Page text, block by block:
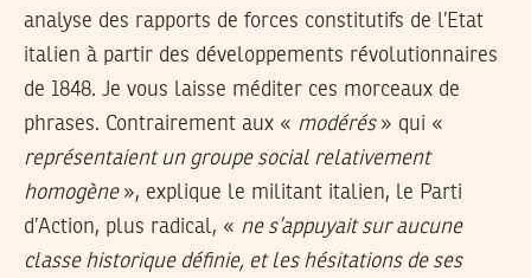
analyse des rapports de forces constitutifs de l’Etat
italien à partir des développements révolutionnaires
de 1848. Je vous laisse méditer ces morceaux de
phrases. Contrairement aux « modérés » qui «
représentaient un groupe social relativement
homogène », explique le militant italien, le Parti
d’Action, plus radical, « ne s’appuyait sur aucune
classe historique définie, et les hésitations de ses